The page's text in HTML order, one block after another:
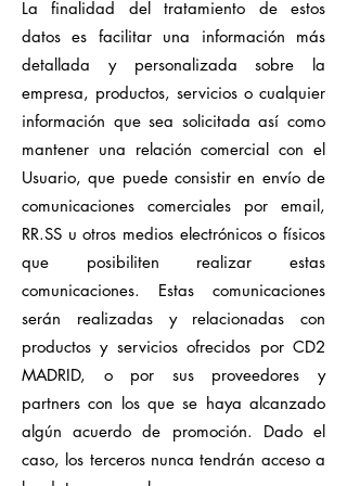
La finalidad del tratamiento de estos
datos es facilitar una información más
detallada y personalizada sobre la
empresa, productos, servicios o cualquier
información que sea solicitada así como
mantener una relación comercial con el
Usuario, que puede consistir en envío de
comunicaciones comerciales por email,
RR.SS u otros medios electrónicos o físicos
que posibiliten realizar estas
comunicaciones. Estas comunicaciones
serán realizadas y relacionadas con
productos y servicios ofrecidos por CD2
MADRID, o por sus proveedores y
partners con los que se haya alcanzado
algún acuerdo de promoción. Dado el
caso, los terceros nunca tendrán acceso a